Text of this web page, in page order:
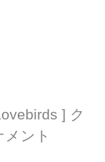
] ク
ント